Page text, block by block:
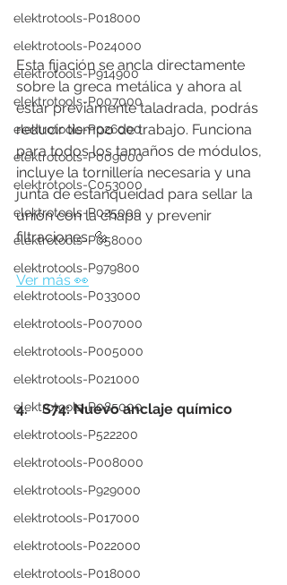
elektrotools-P018000
elektrotools-P024000
elektrotools-P914900
elektrotools-P007000
elektrotools-P026000
elektrotools-P009000
elektrotools-C053000
elektrotools-P025000
elektrotools-P058000
elektrotools-P979800
elektrotools-P033000
elektrotools-P007000
elektrotools-P005000
elektrotools-P021000
elektrotools-P085000
elektrotools-P522200
elektrotools-P008000
elektrotools-P929000
elektrotools-P017000
elektrotools-P022000
elektrotools-P018000
Esta fijación se ancla directamente
sobre la greca metálica y ahora al
estar previamente taladrada, podrás
reducir tiempo de trabajo. Funciona
para todos los tamaños de módulos,
incluye la tornillería necesaria y una
junta de estanqueidad para sellar la
unión con la chapa y prevenir
filtraciones. 🔩
Ver más 👀
4.    S74: Nuevo anclaje químico